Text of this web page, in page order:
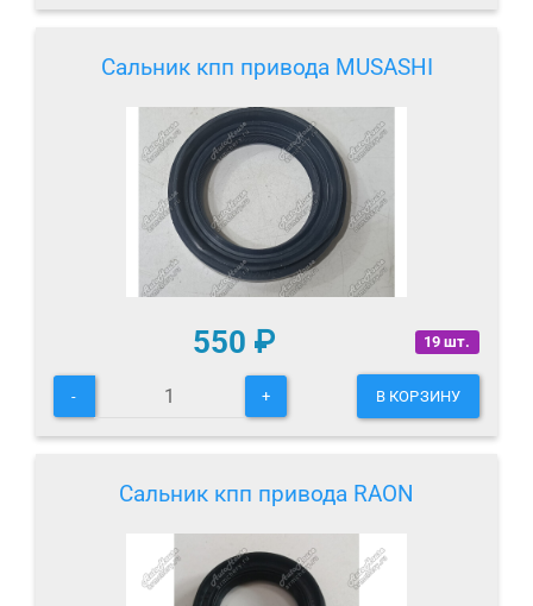
Сальник кпп привода MUSASHI
19 шт.
550 ₽
- + В КОРЗИНУ
Сальник кпп привода RAON